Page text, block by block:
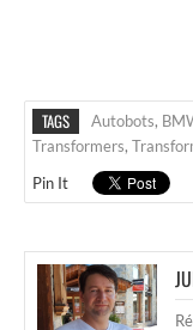
TAGS Autobots,
Transformers,
Pin It